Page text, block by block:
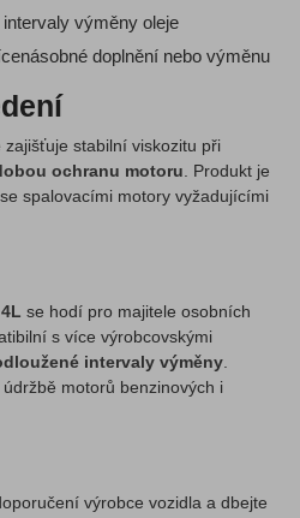
výměny oleje
doplnění nebo výměnu
zajišťuje stabilní viskozitu při
ochranu motoru . Produkt je
spalovacími motory vyžadujícími
se hodí pro majitele osobních
s více výrobcovskými
intervaly výměny
motorů benzinových i
výrobce vozidla a dbejte